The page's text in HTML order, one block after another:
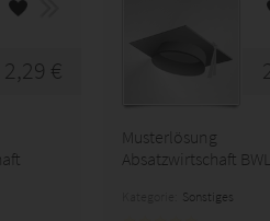
2,29 €
Musterlösung
Absatzwirtschaft
Sonstiges